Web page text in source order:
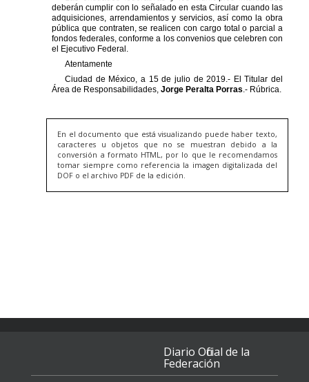
En el documento que está visualizando puede haber texto,
caracteres u objetos que no se muestran debido a la
conversión a formato HTML, por lo que le recomendamos
tomar siempre como referencia la imagen digitalizada del
DOF o el archivo PDF de la edición.
Diario Oficial de la
Federación